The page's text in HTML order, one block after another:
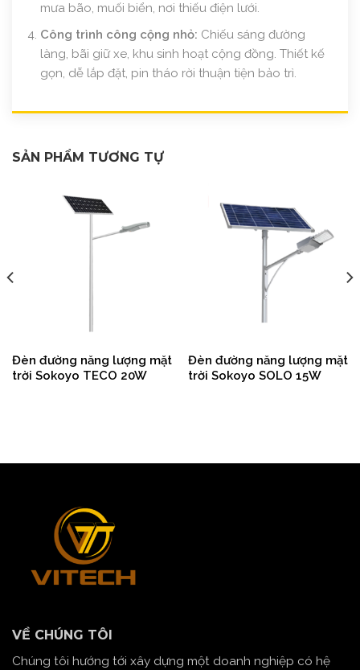
mưa bão, muối biển, nơi thiếu điện lưới.
Công trình công cộng nhỏ: Chiếu sáng đường
làng, bãi giữ xe, khu sinh hoạt cộng đồng. Thiết kế
gọn, dễ lắp đặt, pin tháo rời thuận tiện bảo trì.
SẢN PHẨM TƯƠNG TỰ
Đèn đường năng lượng mặt
trời Sokoyo TECO 20W
Đèn đường năng lượng mặt
trời Sokoyo SOLO 15W
VỀ CHÚNG TÔI
Chúng tôi hướng tới xây dựng một doanh nghiệp có hệ